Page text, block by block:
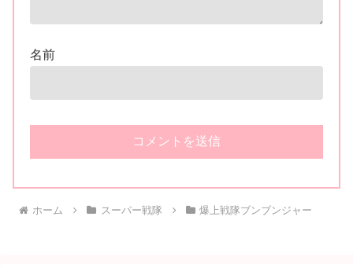
名前
ホーム スーパー戦隊 爆上戦隊ブンブンジャー